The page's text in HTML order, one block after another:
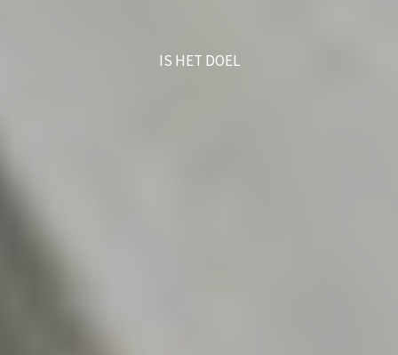
IS HET DOEL